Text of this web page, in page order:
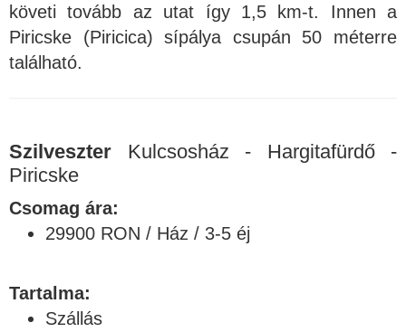
követi tovább az utat így 1,5 km-t. Innen a
Piricske (Piricica) sípálya csupán 50 méterre
található.
Szilveszter Kulcsosház - Hargitafürdő -
Piricske
Csomag ára:
29900 RON / Ház / 3-5 éj
Tartalma:
Szállás